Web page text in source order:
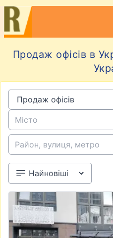
Продаж офісів в